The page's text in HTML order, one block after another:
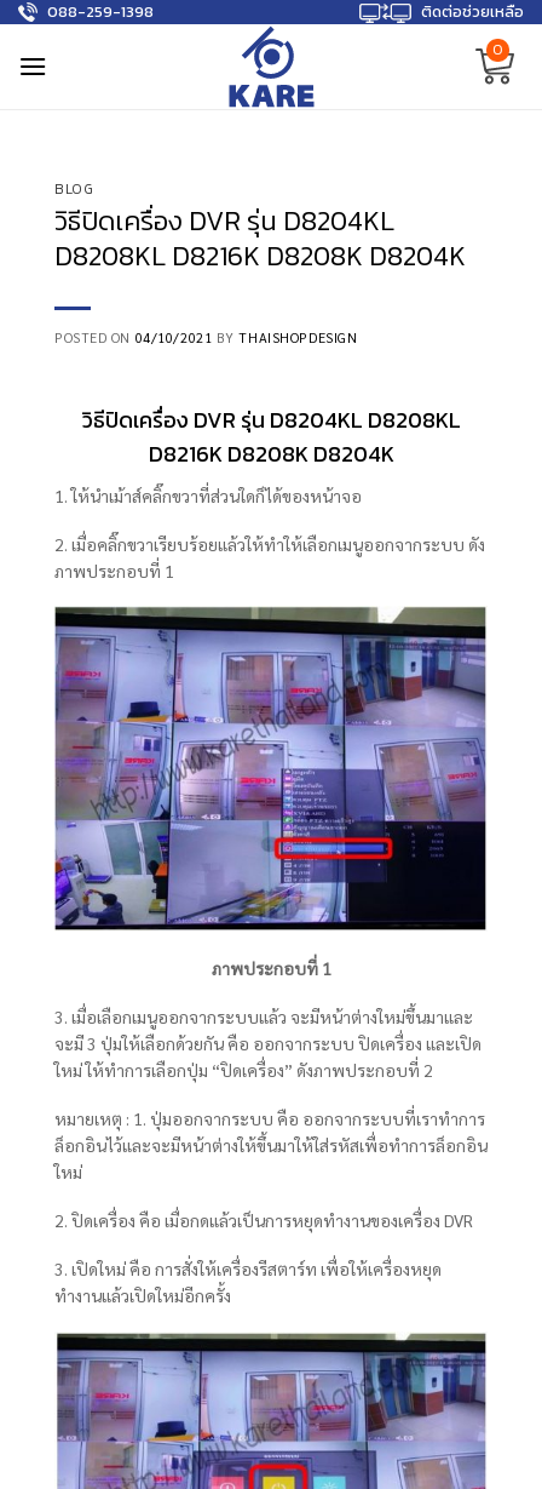
Skip
content
088-259-1398
ติดต่อช่วยเหลือ
0
BLOG
วิธีปิดเครื่อง DVR รุ่น D8204KL
D8208KL D8216K D8208K D8204K
POSTED ON 04/10/2021 BYTHAISHOPDESIGN
วิธีปิดเครื่อง DVR รุ่น D8204KL D8208KL
D8216K D8208K D8204K
1. ให้นำเม้าส์คลิ๊กขวาที่ส่วนใดก็ได้ของหน้าจอ
2. เมื่อคลิ๊กขวาเรียบร้อยแล้วให้ทำให้เลือกเมนูออกจากระบบ ดัง
ภาพประกอบที่ 1
ภาพประกอบที่ 1
3. เมื่อเลือกเมนูออกจากระบบแล้ว จะมีหน้าต่างใหม่ขึ้นมาและ
จะมี 3 ปุ่มให้เลือกด้วยกัน คือ ออกจากระบบ ปิดเครื่อง และเปิด
ใหม่ ให้ทำการเลือกปุ่ม “ปิดเครื่อง” ดังภาพประกอบที่ 2
หมายเหตุ : 1. ปุ่มออกจากระบบ คือ ออกจากระบบที่เราทำการ
ล็อกอินไว้และจะมีหน้าต่างให้ขึ้นมาให้ใส่รหัสเพื่อทำการล็อกอิน
ใหม่
2. ปิดเครื่อง คือ เมื่อกดแล้วเป็นการหยุดทำงานของเครื่อง DVR
3. เปิดใหม่ คือ การสั่งให้เครื่องรีสตาร์ท เพื่อให้เครื่องหยุด
ทำงานแล้วเปิดใหม่อีกครั้ง